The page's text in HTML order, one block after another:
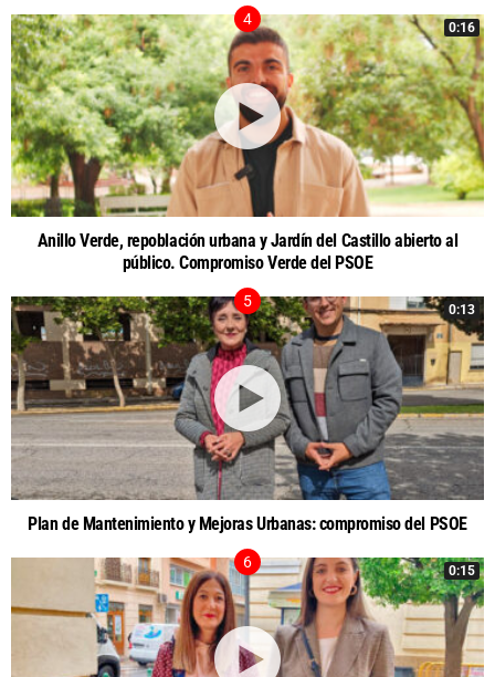
0:16
Anillo Verde, repoblación urbana y Jardín del Castillo abierto al
público. Compromiso Verde del PSOE
0:13
Plan de Mantenimiento y Mejoras Urbanas: compromiso del PSOE
0:15